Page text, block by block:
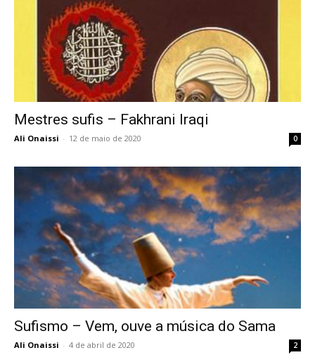
Mestres sufis – Fakhrani Iraqi
Ali Onaissi - 12 de maio de 2020 0
Sufismo – Vem, ouve a música do Sama
Ali Onaissi - 4 de abril de 2020 2